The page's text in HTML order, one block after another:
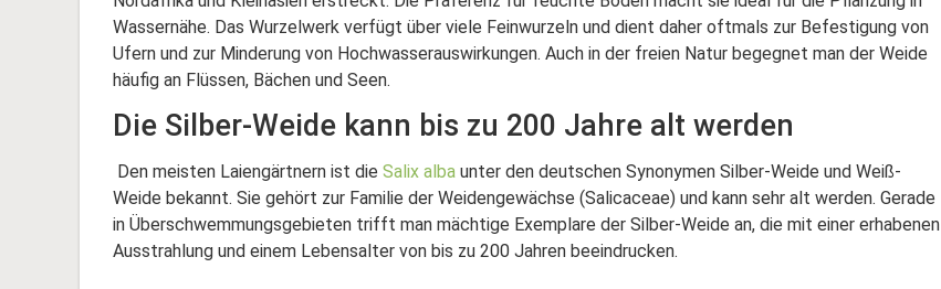
Wassernähe. Das Wurzelwerk verfügt über viele Feinwurzeln und dient daher oftmals zur Befestigung von
Ufern und zur Minderung von Hochwasserauswirkungen. Auch in der freien Natur begegnet man der Weide
häufig an Flüssen, Bächen und Seen.
Die Silber-Weide kann bis zu 200 Jahre alt werden
Den meisten Laiengärtnern ist die Salix alba unter den deutschen Synonymen Silber-Weide und Weiß-
Weide bekannt. Sie gehört zur Familie der Weidengewächse (Salicaceae) und kann sehr alt werden. Gerade
in Überschwemmungsgebieten trifft man mächtige Exemplare der Silber-Weide an, die mit einer erhabenen
Ausstrahlung und einem Lebensalter von bis zu 200 Jahren beeindrucken.